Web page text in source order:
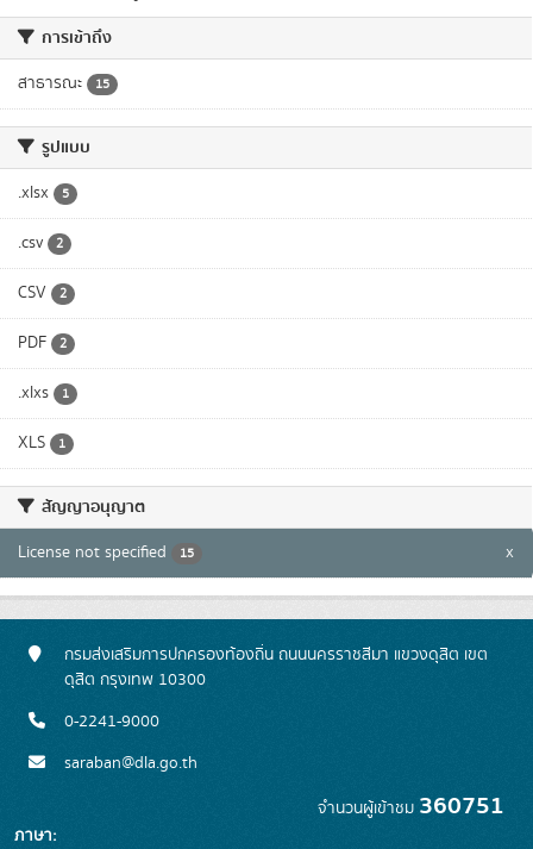
การเข้าถึง
สาธารณะ 15
รูปแบบ
.xlsx 5
.csv 2
CSV 2
PDF 2
.xlxs 1
XLS 1
สัญญาอนุญาต
License not specified 15 x
กรมส่งเสริมการปกครองท้องถิ่น ถนนนครราชสีมา แขวงดุสิต เขต
ดุสิต กรุงเทพ 10300
0-2241-9000
saraban@dla.go.th
จำนวนผู้เข้าชม 360751
ภาษา